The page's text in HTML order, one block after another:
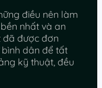
điều nên làm
nhất và an
đã được đơn
dân để tất
kỹ thuật, đều